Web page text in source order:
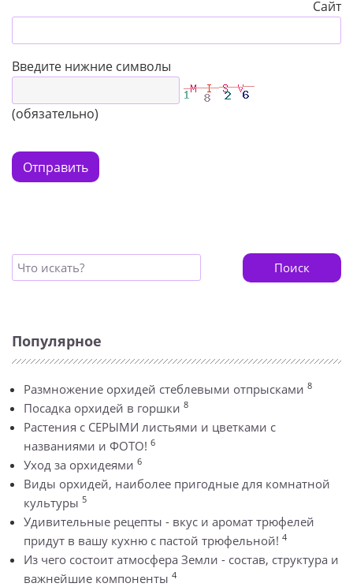
Поиск
Популярное
Размножение орхидей стеблевыми отпрысками 8
Посадка орхидей в горшки 8
Растения с СЕРЫМИ листьями и цветками с
названиями и ФОТО! 6
Уход за орхидеями 6
Виды орхидей, наиболее пригодные для комнатной
культуры 5
Удивительные рецепты - вкус и аромат трюфелей
придут в вашу кухню с пастой трюфельной! 4
Из чего состоит атмосфера Земли - состав, структура и
важнейшие компоненты 4
Сайт
Введите нижние символы
(обязательно)
Отправить